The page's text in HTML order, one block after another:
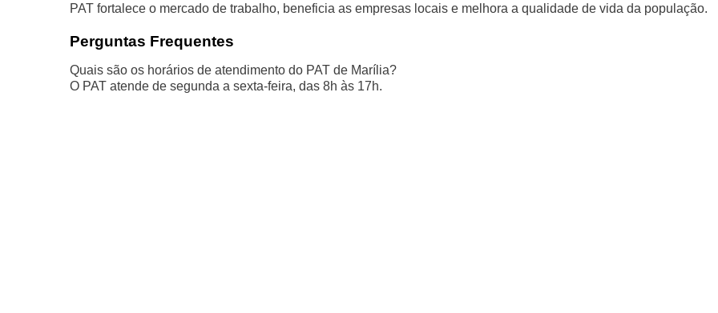
PAT fortalece o mercado de trabalho, beneficia as empresas locais e melhora a qualidade de vida da população.
Perguntas Frequentes
Quais são os horários de atendimento do PAT de Marília?
O PAT atende de segunda a sexta-feira, das 8h às 17h.